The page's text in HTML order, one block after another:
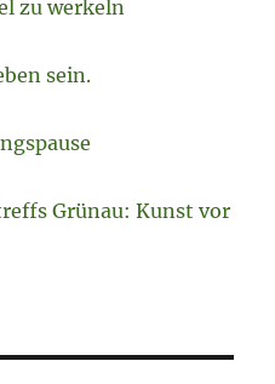
zu werkeln
sein.
Grünau: Kunst vor